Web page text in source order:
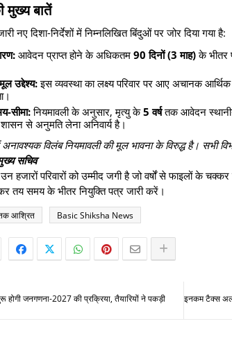
मुख्य बातें
नए दिशा-निर्देशों में निम्नलिखित बिंदुओं पर जोर दिया गया है:
आवेदन प्राप्त होने के अधिकतम 90 दिनों (3 माह)के भीतर
उद्देश्य:इस व्यवस्था का लक्ष्य परिवार पर आए अचानक
सीमा:नियमावली के अनुसार, मृत्यु के5 वर्षतक आवेदन
से अनुमति लेना अनिवार्य है।
अनावश्यक विलंब नियमावली की मूल भावना के विरुद्ध है। सभी
सचिव
परिवारों को उम्मीद जगी है जो वर्षों से फाइलों के चक्कर
तय समय के भीतर नियुक्ति पत्र जारी करें।
आश्रित Basic Shiksha News
इनकम टैक्स
होगी जनगणना-2027 की प्रक्रिया, तैयारियों ने पकड़ी